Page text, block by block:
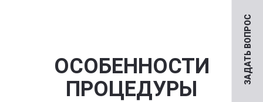
ЗАДАТЬ ВОПРОС
ОСОБЕННОСТИ
ПРОЦЕДУРЫ